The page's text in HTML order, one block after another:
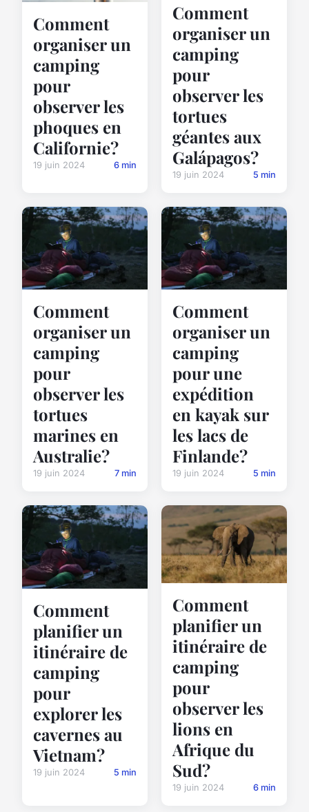
Comment
organiser un
camping
pour
observer les
phoques en
Californie?
19 juin 2024 6 min
Comment
organiser un
camping
pour
observer les
tortues
géantes aux
Galápagos?
19 juin 2024 5 min
Comment
organiser un
camping
pour
observer les
tortues
marines en
Australie?
19 juin 2024 7 min
Comment
organiser un
camping
pour une
expédition
en kayak sur
les lacs de
Finlande?
19 juin 2024 5 min
Comment
planifier un
itinéraire de
camping
pour
explorer les
cavernes au
Vietnam?
19 juin 2024 5 min
Comment
planifier un
itinéraire de
camping
pour
observer les
lions en
Afrique du
Sud?
19 juin 2024 6 min